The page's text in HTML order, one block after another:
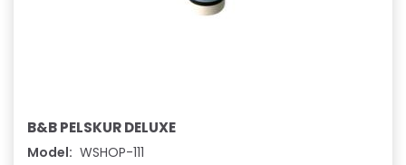
B&B PELSKUR DELUXE
Model: WSHOP-111